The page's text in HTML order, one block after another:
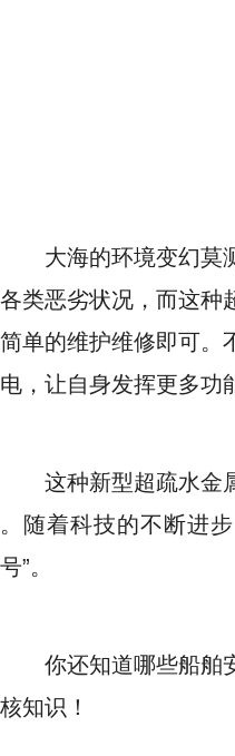
大海的环境变幻莫
各类恶劣状况，而这种
简单的维护维修即可。
电，让自身发挥更多功
这种新型超疏水金
。随着科技的不断进
号”。
你还知道哪些船舶
核知识！